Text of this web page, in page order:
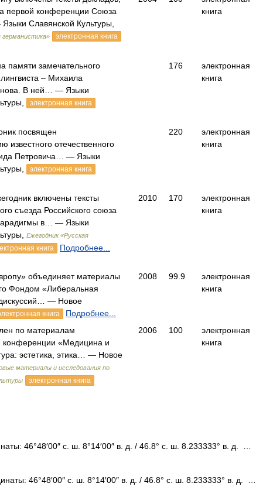
первой конференции Союза
Славянской Культуры,
германистика» электронная книга
книга
памяти замечательного
– Михаила
В ней… — Языки
электронная книга
176
электронная
книга
посвящен
известного отечественного
Петровича… — Языки
электронная книга
220
электронная
книга
включены тексты
съезда Российского союза
в… — Языки
Ежегодник «Русская
книга Подробнее...
2010 170
электронная
книга
объединяет материалы
Фондом «Либеральная
— Новое
книга Подробнее...
2008 99.9
электронная
книга
по материалам
конференции «Медицина и
эстетика, этика… — Новое
материалы и исследования по
электронная книга
2006 100
электронная
книга
46°48′00″ с. ш. 8°14′00″ в. д. / 46.8° с. ш. 8.233333° в. д. …
46°48′00″ с. ш. 8°14′00″ в. д. / 46.8° с. ш. 8.233333° в. д. …